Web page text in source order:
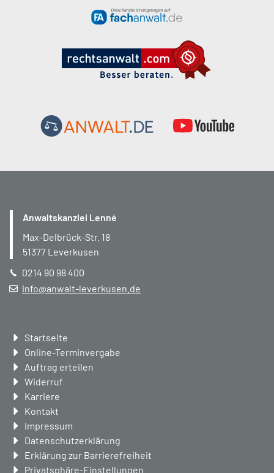
Anwaltskanzlei Lenné
Max-Delbrück-Str. 18
51377 Leverkusen
0214 90 98 400
info@anwalt-leverkusen.de
Navigation
überspringen
Startseite
Online-Terminvergabe
Auftrag erteilen
Widerruf
Karriere
Kontakt
Impressum
Datenschutzerklärung
Erklärung zur Barrierefreiheit
Privatsphäre-Einstellungen